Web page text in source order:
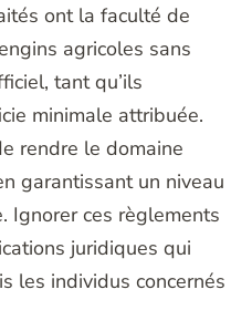
ont la faculté de
agricoles sans
tant qu’ils
minimale attribuée.
rendre le domaine
garantissant un niveau
Ignorer ces règlements
juridiques qui
les individus concernés